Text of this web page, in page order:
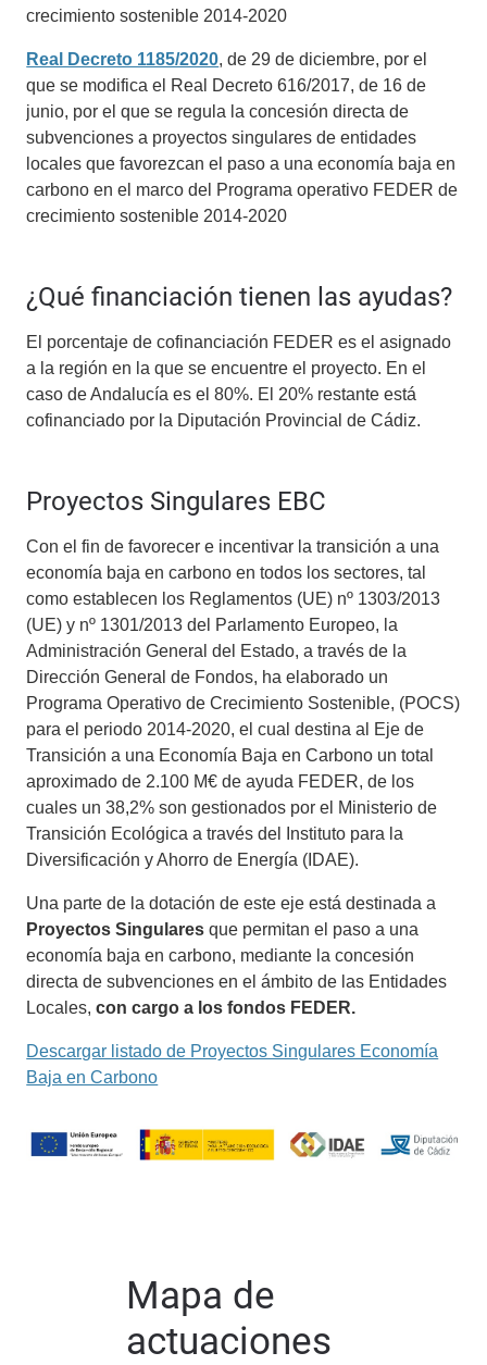
crecimiento sostenible 2014-2020
Real Decreto 1185/2020, de 29 de diciembre, por el
que se modifica el Real Decreto 616/2017, de 16 de
junio, por el que se regula la concesión directa de
subvenciones a proyectos singulares de entidades
locales que favorezcan el paso a una economía baja en
carbono en el marco del Programa operativo FEDER de
crecimiento sostenible 2014-2020
¿Qué financiación tienen las ayudas?
El porcentaje de cofinanciación FEDER es el asignado
a la región en la que se encuentre el proyecto. En el
caso de Andalucía es el 80%. El 20% restante está
cofinanciado por la Diputación Provincial de Cádiz.
Proyectos Singulares EBC
Con el fin de favorecer e incentivar la transición a una
economía baja en carbono en todos los sectores, tal
como establecen los Reglamentos (UE) nº 1303/2013
(UE) y nº 1301/2013 del Parlamento Europeo, la
Administración General del Estado, a través de la
Dirección General de Fondos, ha elaborado un
Programa Operativo de Crecimiento Sostenible, (POCS)
para el periodo 2014-2020, el cual destina al Eje de
Transición a una Economía Baja en Carbono un total
aproximado de 2.100 M€ de ayuda FEDER, de los
cuales un 38,2% son gestionados por el Ministerio de
Transición Ecológica a través del Instituto para la
Diversificación y Ahorro de Energía (IDAE).
Una parte de la dotación de este eje está destinada a
Proyectos Singulares que permitan el paso a una
economía baja en carbono, mediante la concesión
directa de subvenciones en el ámbito de las Entidades
Locales,con cargo a los fondos FEDER.
Descargar listado de Proyectos Singulares Economía
Baja en Carbono
Mapa de
actuaciones